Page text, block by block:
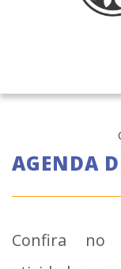
AGENDA
Confira no